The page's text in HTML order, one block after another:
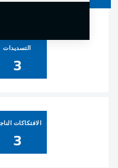
التسديدات
الافتكاكات الناجحة